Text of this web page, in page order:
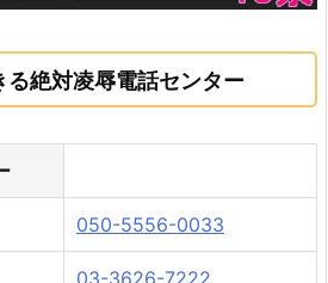
る絶対凌辱電話センター
050-5556-0033
03-3626-7222